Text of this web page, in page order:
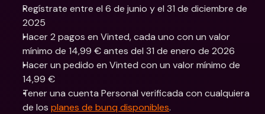
Regístrate entre el 6 de junio y el 31 de diciembre de
2025
Hacer 2 pagos en Vinted, cada uno con un valor
mínimo de 14,99 € antes del 31 de enero de 2026
Hacer un pedido en Vinted con un valor mínimo de
14,99 €
Tener una cuenta Personal verificada con cualquiera
de los planes de bunq disponibles.